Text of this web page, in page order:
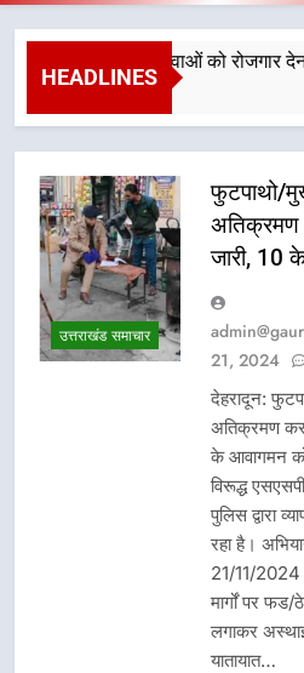
HEADLINES
धामी बोले- युवाओं को रोजगार देना
6, 2026
उत्तराखंड समाचार
फुटपाथो/
अतिक्रमण
जारी, 10
21, 2024
देहरादून:
अतिक्रमण कर
के आवागमन
विरूद्ध
पुलिस द्वारा
रहा है।
21/11/2024
मार्गों पर
लगाकर
यातायात…